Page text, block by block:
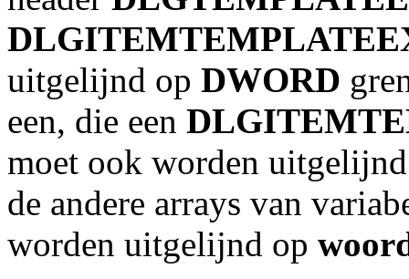
uitgelijnd op DWORD
een, die een
moet ook worden
de andere arrays van
worden uitgelijnd op